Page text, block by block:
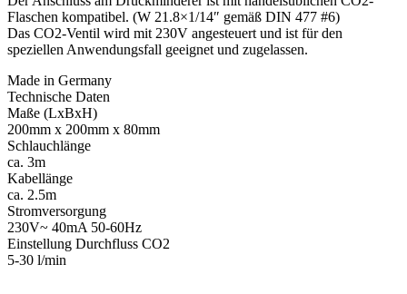
Flaschen kompatibel. (W 21.8×1/14″ gemäß DIN 477 #6)
Das CO2-Ventil wird mit 230V angesteuert und ist für den
speziellen Anwendungsfall geeignet und zugelassen.
Made in Germany
Technische Daten
Maße (LxBxH)
200mm x 200mm x 80mm
Schlauchlänge
ca. 3m
Kabellänge
ca. 2.5m
Stromversorgung
230V~ 40mA 50-60Hz
Einstellung Durchfluss CO2
5-30 l/min